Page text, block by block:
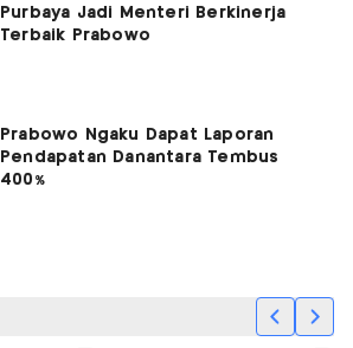
Purbaya Jadi Menteri Berkinerja
Terbaik Prabowo
Prabowo Ngaku Dapat Laporan
Pendapatan Danantara Tembus
400%